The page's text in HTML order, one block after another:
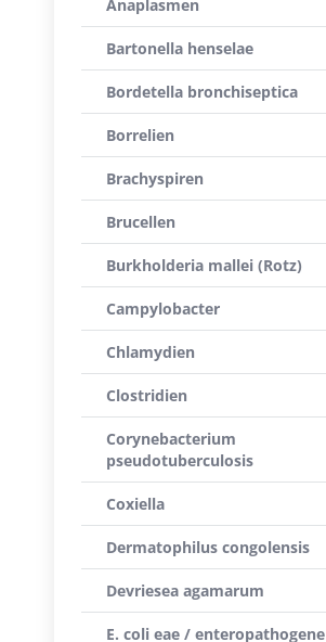
Anaplasmen
Bartonella henselae
Bordetella bronchiseptica
Borrelien
Brachyspiren
Brucellen
Burkholderia mallei (Rotz)
Campylobacter
Chlamydien
Clostridien
Corynebacterium
pseudotuberculosis
Coxiella
Dermatophilus congolensis
Devriesea agamarum
E. coli eae / enteropathogene